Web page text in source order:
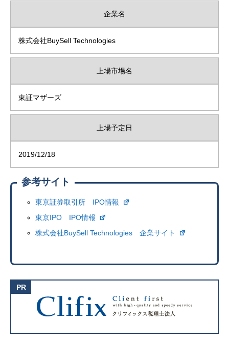
企業名
株式会社BuySell Technologies
上場市場名
東証マザーズ
上場予定日
2019/12/18
参考サイト
東京証券取引所 IPO情報
東京IPO IPO情報
株式会社BuySell Technologies 企業サイト